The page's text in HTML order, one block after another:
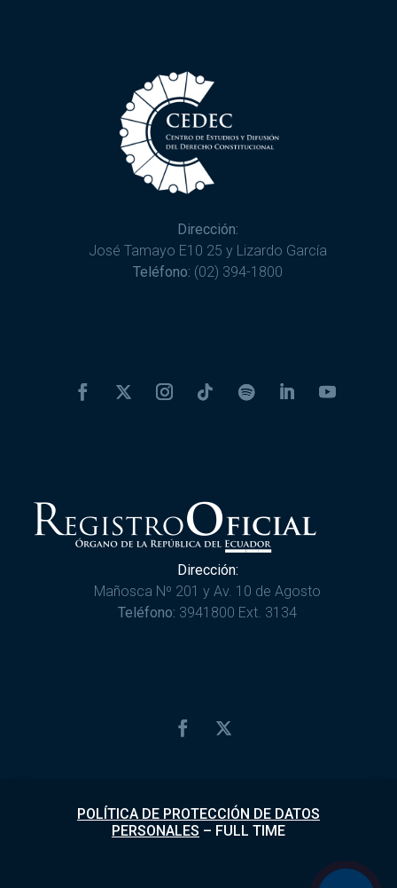
Dirección:
José Tamayo E10 25 y Lizardo García
Teléfono: (02) 394-1800
Dirección:
Mañosca Nº 201 y Av. 10 de Agosto
Teléfono: 3941800 Ext. 3134
POLÍTICA DE PROTECCIÓN DE DATOS
PERSONALES – FULL TIME